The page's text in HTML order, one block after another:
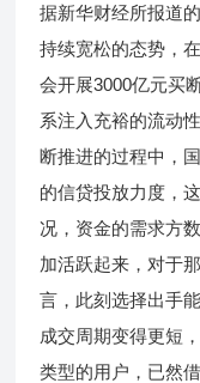
据新华财经所报道
持续宽松的态势，
会开展3000亿元买
系注入充裕的流动
断推进的过程中，
的信贷投放力度，
况，资金的需求方
加活跃起来，对于
言，此刻选择出手
成交周期变得更短
类型的用户，已然